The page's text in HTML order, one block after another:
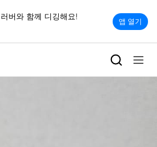
버와 함께 디깅해요!
앱 열기